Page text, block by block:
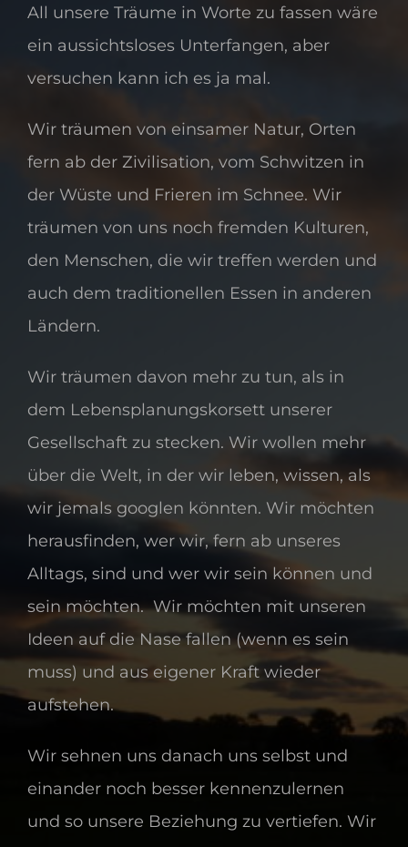
All unsere Träume in Worte zu fassen wäre
ein aussichtsloses Unterfangen, aber
versuchen kann ich es ja mal.
Wir träumen von einsamer Natur, Orten
fern ab der Zivilisation, vom Schwitzen in
der Wüste und Frieren im Schnee. Wir
träumen von uns noch fremden Kulturen,
den Menschen, die wir treffen werden und
auch dem traditionellen Essen in anderen
Ländern.
Wir träumen davon mehr zu tun, als in
dem Lebensplanungskorsett unserer
Gesellschaft zu stecken. Wir wollen mehr
über die Welt, in der wir leben, wissen, als
wir jemals googlen könnten. Wir möchten
herausfinden, wer wir, fern ab unseres
Alltags, sind und wer wir sein können und
sein möchten. Wir möchten mit unseren
Ideen auf die Nase fallen (wenn es sein
muss) und aus eigener Kraft wieder
aufstehen.
Wir sehnen uns danach uns selbst und
einander noch besser kennenzulernen
und so unsere Beziehung zu vertiefen. Wir